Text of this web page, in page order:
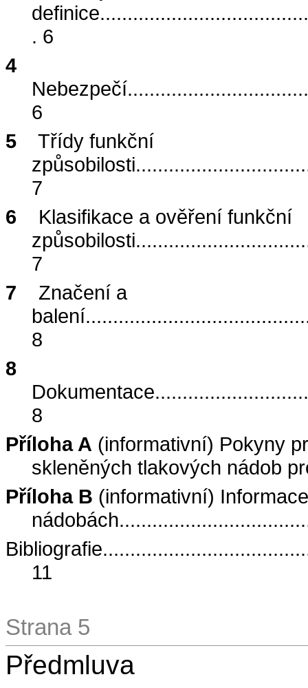
definice
. 6
4
Nebezpečí
6
5
Třídy funkční
způsobilosti
7
6
Klasifikace a ověření funkční
způsobilosti
7
7
Značení a
balení
8
8
Dokumentace
8
Příloha A (informativní) Pokyny
skleněných tlakových nádob
Příloha B (informativní)
nádobách
Bibliografie
11
Strana 5
Předmluva